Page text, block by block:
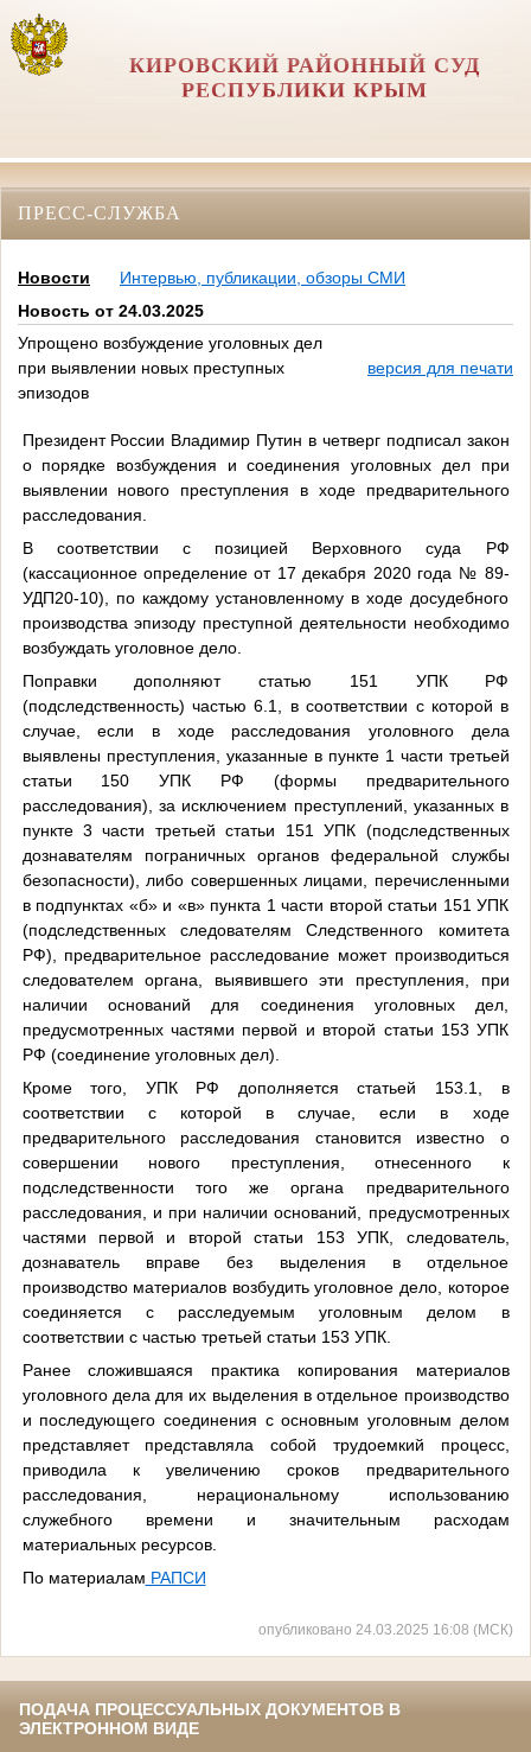
КИРОВСКИЙ РАЙОННЫЙ СУД
РЕСПУБЛИКИ КРЫМ
ПРЕСС-СЛУЖБА
Новости
Интервью, публикации, обзоры СМИ
Новость от 24.03.2025
Упрощено возбуждение уголовных дел
при выявлении новых преступных
эпизодов
версия для печати
Президент России Владимир Путин в четверг подписал закон
о порядке возбуждения и соединения уголовных дел при
выявлении нового преступления в ходе предварительного
расследования.
В соответствии с позицией Верховного суда РФ
(кассационное определение от 17 декабря 2020 года № 89-
УДП20-10), по каждому установленному в ходе досудебного
производства эпизоду преступной деятельности необходимо
возбуждать уголовное дело.
Поправки дополняют статью 151 УПК РФ
(подследственность) частью 6.1, в соответствии с которой в
случае, если в ходе расследования уголовного дела
выявлены преступления, указанные в пункте 1 части третьей
статьи 150 УПК РФ (формы предварительного
расследования), за исключением преступлений, указанных в
пункте 3 части третьей статьи 151 УПК (подследственных
дознавателям пограничных органов федеральной службы
безопасности), либо совершенных лицами, перечисленными
в подпунктах «б» и «в» пункта 1 части второй статьи 151 УПК
(подследственных следователям Следственного комитета
РФ), предварительное расследование может производиться
следователем органа, выявившего эти преступления, при
наличии оснований для соединения уголовных дел,
предусмотренных частями первой и второй статьи 153 УПК
РФ (соединение уголовных дел).
Кроме того, УПК РФ дополняется статьей 153.1, в
соответствии с которой в случае, если в ходе
предварительного расследования становится известно о
совершении нового преступления, отнесенного к
подследственности того же органа предварительного
расследования, и при наличии оснований, предусмотренных
частями первой и второй статьи 153 УПК, следователь,
дознаватель вправе без выделения в отдельное
производство материалов возбудить уголовное дело, которое
соединяется с расследуемым уголовным делом в
соответствии с частью третьей статьи 153 УПК.
Ранее сложившаяся практика копирования материалов
уголовного дела для их выделения в отдельное производство
и последующего соединения с основным уголовным делом
представляет представляла собой трудоемкий процесс,
приводила к увеличению сроков предварительного
расследования, нерациональному использованию
служебного времени и значительным расходам
материальных ресурсов.
По материалам РАПСИ
опубликовано 24.03.2025 16:08 (МСК)
ПОДАЧА ПРОЦЕССУАЛЬНЫХ ДОКУМЕНТОВ В
ЭЛЕКТРОННОМ ВИДЕ